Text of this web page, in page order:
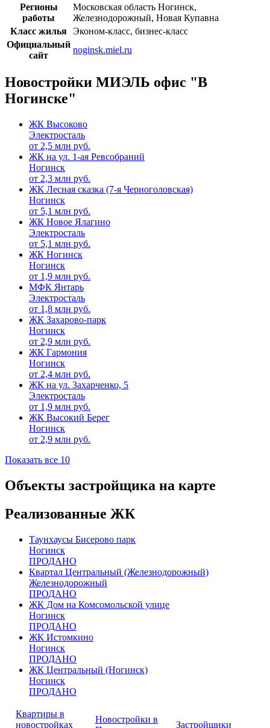
Регионы
работы
Московская область Ногинск,
Железнодорожный, Новая Купавна
Класс жилья Эконом-класс, бизнес-класс
Официальный
сайт
noginsk.miel.ru
Новостройки МИЭЛЬ офис "В
Ногинске"
ЖК Высоково
Электросталь
от 2,5 млн руб.
ЖК на ул. 1-ая Ревсобраний
Ногинск
от 2,3 млн руб.
ЖК Лесная сказка (7-я Черноголовская)
Ногинск
от 5,1 млн руб.
ЖК Новое Ялагино
Электросталь
от 5,1 млн руб.
ЖК Ногинск
Ногинск
от 1,9 млн руб.
МФК Янтарь
Электросталь
от 1,8 млн руб.
ЖК Захарово-парк
Ногинск
от 2,9 млн руб.
ЖК Гармония
Ногинск
от 2,4 млн руб.
ЖК на ул. Захарченко, 5
Электросталь
от 1,9 млн руб.
ЖК Высокий Берег
Ногинск
от 2,9 млн руб.
Показать все 10
Объекты застройщика на карте
Реализованные ЖК
Таунхаусы Бисерово парк
Ногинск
ПРОДАНО
Квартал Центральный (Железнодорожный)
Железнодорожный
ПРОДАНО
ЖК Дом на Комсомольской улице
Ногинск
ПРОДАНО
ЖК Истомкино
Ногинск
ПРОДАНО
ЖК Центральный (Ногинск)
Ногинск
ПРОДАНО
Квартиры в
новостройках
Новостройки в
Застройщики